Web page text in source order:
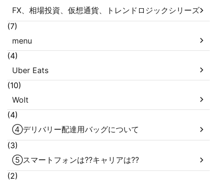
FX、相場投資、仮想通貨、トレンドロジックシリーズ
(7)
menu
(4)
Uber Eats
(10)
Wolt
(4)
④デリバリー配達用バッグについて
(3)
⑤スマートフォンは??キャリアは??
(2)